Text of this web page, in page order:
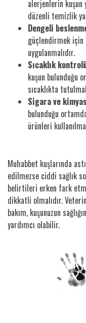
alerjenlerin kuşun
düzenli temizlik
Dengeli
güçlendirmek için
uygulanmalıdır.
Sıcaklık
kuşun bulunduğu
sıcaklıkta
Sigara ve
bulunduğu
ürünleri
Muhabbet kuşlarında
edilmezse ciddi sağlık
belirtileri erken fark
dikkatli olmalıdır.
bakım, kuşunuzun
yardımcı olabilir.